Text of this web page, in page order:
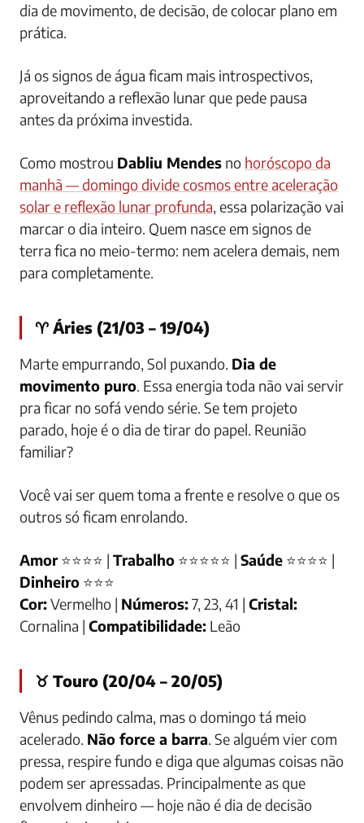
dia de movimento, de decisão, de colocar plano em
prática.
Já os signos de água ficam mais introspectivos,
aproveitando a reflexão lunar que pede pausa
antes da próxima investida.
Como mostrou Dabliu Mendes no horóscopo da
manhã — domingo divide cosmos entre aceleração
solar e reflexão lunar profunda, essa polarização vai
marcar o dia inteiro. Quem nasce em signos de
terra fica no meio-termo: nem acelera demais, nem
para completamente.
♈ Áries (21/03 – 19/04)
Marte empurrando, Sol puxando. Dia de
movimento puro. Essa energia toda não vai servir
pra ficar no sofá vendo série. Se tem projeto
parado, hoje é o dia de tirar do papel. Reunião
familiar?
Você vai ser quem toma a frente e resolve o que os
outros só ficam enrolando.
Amor⭐⭐⭐⭐ | Trabalho ⭐⭐⭐⭐⭐ | Saúde ⭐⭐⭐⭐ |
Dinheiro ⭐⭐⭐
Cor:Vermelho | Números:7, 23, 41 | Cristal:
Cornalina | Compatibilidade: Leão
♉ Touro (20/04 – 20/05)
Vênus pedindo calma, mas o domingo tá meio
acelerado. Não force a barra. Se alguém vier com
pressa, respire fundo e diga que algumas coisas não
podem ser apressadas. Principalmente as que
envolvem dinheiro — hoje não é dia de decisão